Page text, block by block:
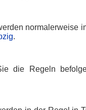
normalerweise
.
die Regeln